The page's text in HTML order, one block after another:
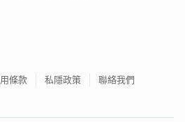
條款 私隱政策 聯絡我們